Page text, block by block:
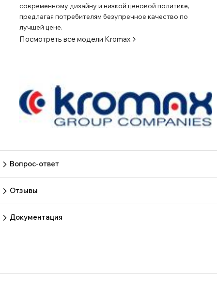
современному дизайну и низкой ценовой политике,
предлагая потребителям безупречное качество по
лучшей цене.
Посмотреть все модели Kromax
Вопрос-ответ
Отзывы
Документация